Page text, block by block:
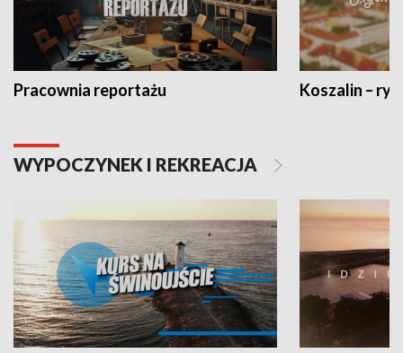
Pracownia reportażu Koszalin –
WYPOCZYNEK I REKREACJA